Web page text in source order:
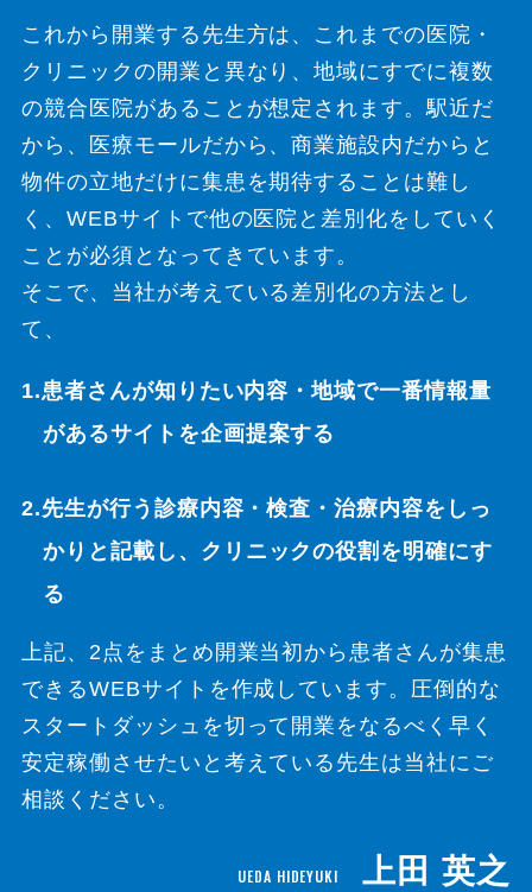
これから開業する先生方は、これまでの医院・
クリニックの開業と異なり、地域にすでに複数
の競合医院があることが想定されます。駅近だ
から、医療モールだから、商業施設内だからと
物件の立地だけに集患を期待することは難し
く、WEBサイトで他の医院と差別化をしていく
ことが必須となってきています。
そこで、当社が考えている差別化の方法とし
て、
1.患者さんが知りたい内容・地域で一番情報量
があるサイトを企画提案する
2.先生が行う診療内容・検査・治療内容をしっ
かりと記載し、クリニックの役割を明確にす
る
上記、2点をまとめ開業当初から患者さんが集患
できるWEBサイトを作成しています。圧倒的な
スタートダッシュを切って開業をなるべく早く
安定稼働させたいと考えている先生は当社にご
相談ください。
UEDA HIDEYUKI 上田 英之